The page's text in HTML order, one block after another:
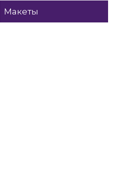
Макеты